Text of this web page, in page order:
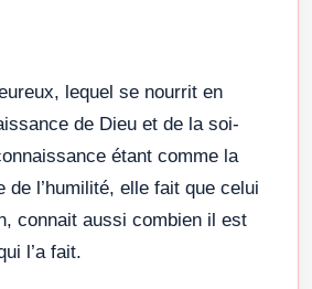
lequel se nourrit en
de Dieu et de la soi-
étant comme la
de l’humilité, elle fait que celui
connait aussi combien il est
l’a fait.